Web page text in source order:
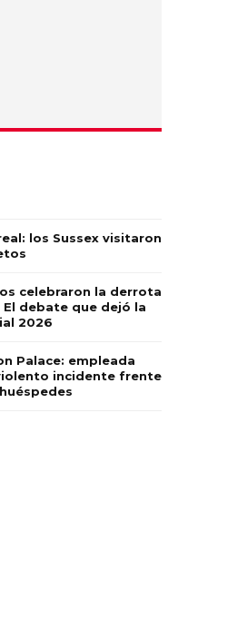
los Sussex visitaron
celebraron la derrota
El debate que dejó la
2026
Palace: empleada
incidente frente